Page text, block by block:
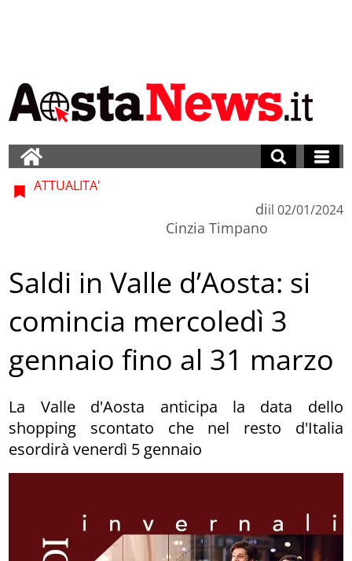
ATTUALITA'
di
Cinzia Timpano
il 02/01/2024
Saldi in Valle d’Aosta: si
comincia mercoledì 3
gennaio fino al 31 marzo
La Valle d'Aosta anticipa la data dello
shopping scontato che nel resto d'Italia
esordirà venerdì 5 gennaio